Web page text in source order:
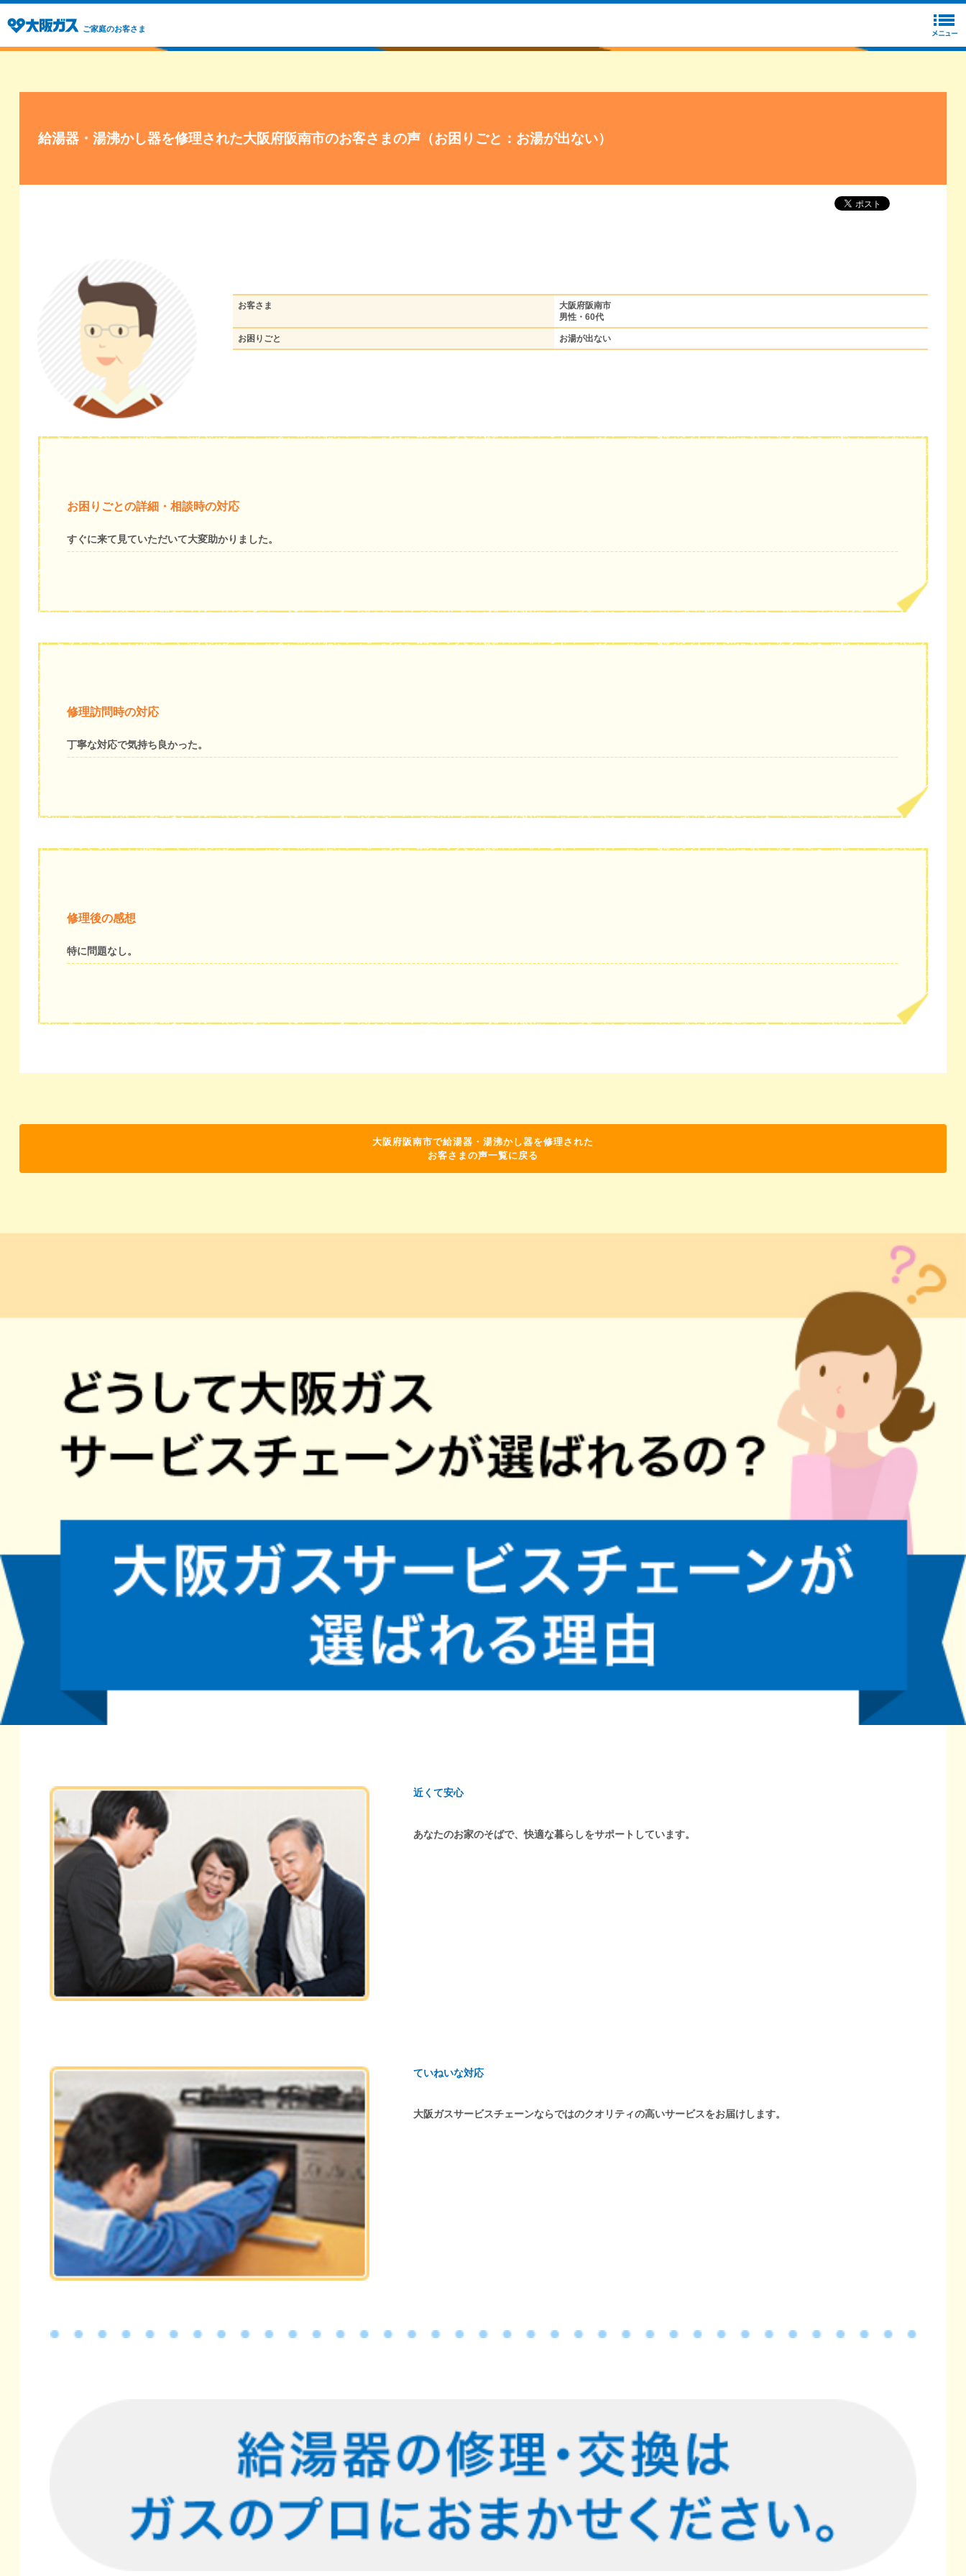
ご家庭のお客さま
給湯器・湯沸かし器を修理された大阪府阪南市のお客さまの声（お困りごと：お湯が出ない）
お客さま
大阪府阪南市
男性・60代
お困りごと お湯が出ない
お困りごとの詳細・相談時の対応
すぐに来て見ていただいて大変助かりました。
修理訪問時の対応
丁寧な対応で気持ち良かった。
修理後の感想
特に問題なし。
大阪府阪南市で給湯器・湯沸かし器を修理された
お客さまの声一覧に戻る
近くて安心
あなたのお家のそばで、快適な暮らしをサポートしています。
ていねいな対応
大阪ガスサービスチェーンならではのクオリティの高いサービスをお届けします。